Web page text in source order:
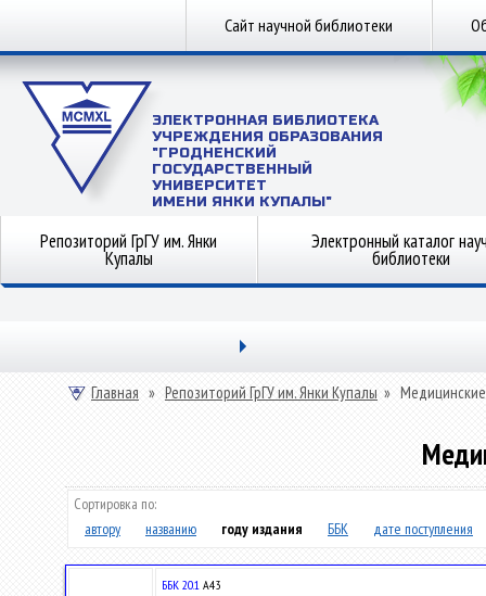
Сайт научной библиотеки
ЭЛЕКТРОННАЯ БИБЛИОТЕКА
УЧРЕЖДЕНИЯ ОБРАЗОВАНИЯ
"ГРОДНЕНСКИЙ
ГОСУДАРСТВЕННЫЙ
УНИВЕРСИТЕТ
ИМЕНИ ЯНКИ КУПАЛЫ"
Репозиторий ГрГУ им. Янки
Купалы
Электронный каталог
библиотеки
Главная » Репозиторий ГрГУ им. Янки Купалы »
Сортировка по:
автору
названию году издания ББК дате поступления
ББК 20.1 А43